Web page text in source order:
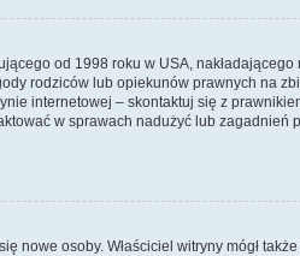
od 1998 roku w USA,
rodziców lub opiekunów prawnych na
internetowej – skontaktuj się z
w sprawach nadużyć lub
nowe osoby. Właściciel witryny mógł